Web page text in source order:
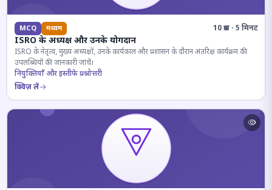
MCQ मध्यम 10 प्रश्न · 5 मिनट
ISRO के अध्यक्ष और उनके योगदान
ISRO के नेतृत्व, मुख्य अध्यक्षों, उनके कार्यकाल और प्रशासन के दौरान अंतरिक्ष कार्यक्रम की
उपलब्धियों की जानकारी जांचें।
नियुक्तियाँ और इस्तीफे प्रश्नोत्तरी
क्विज़ लें